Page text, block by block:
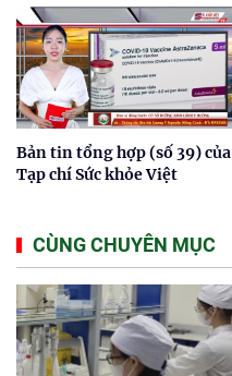
Bản tin tổng hợp (số 39) của
Tạp chí Sức khỏe Việt
CÙNG CHUYÊN MỤC